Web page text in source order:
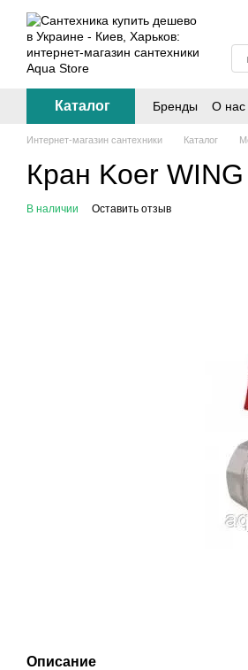
Перейти к основному контенту
Каталог Бренды О нас
Интернет-магазин сантехники Каталог
Кран Koer
В наличии Оставить отзыв
Описание